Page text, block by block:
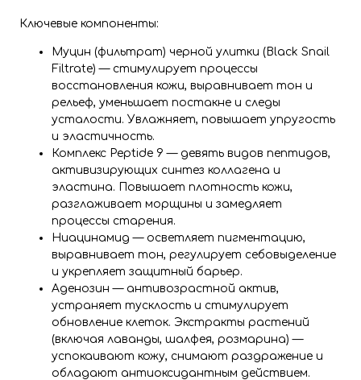
Ключевые компоненты:
Муцин (фильтрат) черной улитки (Black Snail
Filtrate) — стимулирует процессы
восстановления кожи, выравнивает тон и
рельеф, уменьшает постакне и следы
усталости. Увлажняет, повышает упругость
и эластичность.
Комплекс Peptide 9 — девять видов пептидов,
активизирующих синтез коллагена и
эластина. Повышает плотность кожи,
разглаживает морщины и замедляет
процессы старения.
Ниацинамид — осветляет пигментацию,
выравнивает тон, регулирует себовыделение
и укрепляет защитный барьер.
Аденозин — антивозрастной актив,
устраняет тусклость и стимулирует
обновление клеток. Экстракты растений
(включая лаванды, шалфея, розмарина) —
успокаивают кожу, снимают раздражение и
обладают антиоксидантным действием.